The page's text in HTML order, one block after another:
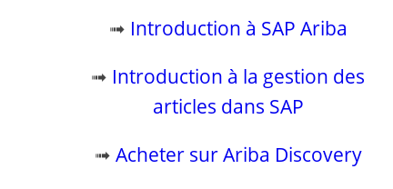
➟ Introduction à SAP Ariba
➟ Introduction à la gestion des
articles dans SAP
➟ Acheter sur Ariba Discovery